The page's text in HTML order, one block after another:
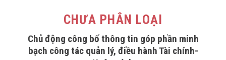
CHƯA PHÂN LOẠI
Chủ động công bố thông tin góp phần minh
bạch công tác quản lý, điều hành Tài chính-